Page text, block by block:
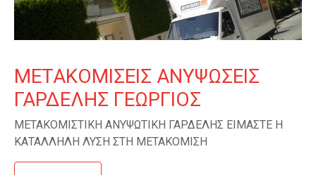
ΜΕΤΑΚΟΜΙΣΕΙΣ ΑΝΥΨΩΣΕΙΣ
ΓΑΡΔΕΛΗΣ ΓΕΩΡΓΙΟΣ
ΜΕΤΑΚΟΜΙΣΤΙΚΗ ΑΝΥΨΩΤΙΚΗ ΓΑΡΔΕΛΗΣ ΕΙΜΑΣΤΕ Η
ΚΑΤΑΛΛΗΛΗ ΛΥΣΗ ΣΤΗ ΜΕΤΑΚΟΜΙΣΗ